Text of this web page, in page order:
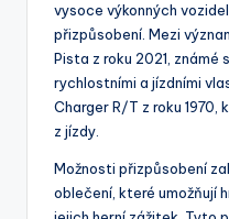
vysoce výkonných
přizpůsobení. Mezi
Pista z roku 2021, známé
rychlostními a jízdními
Charger R/T z roku
z jízdy.
Možnosti přizpůsobení
oblečení, které umožňují